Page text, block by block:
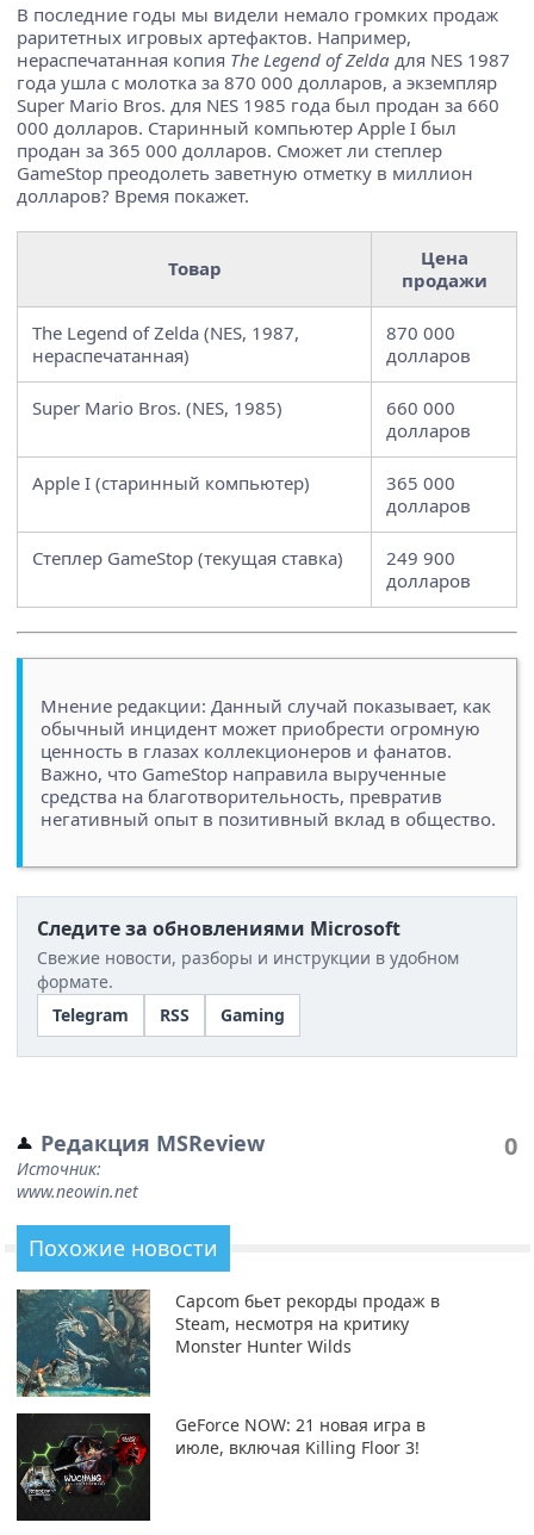
В последние годы мы видели немало громких продаж
раритетных игровых артефактов. Например,
нераспечатанная копия The Legend of Zelda для NES 1987
года ушла с молотка за 870 000 долларов, а экземпляр
Super Mario Bros. для NES 1985 года был продан за 660
000 долларов. Старинный компьютер Apple I был
продан за 365 000 долларов. Сможет ли степлер
GameStop преодолеть заветную отметку в миллион
долларов? Время покажет.
Товар
Цена
продажи
The Legend of Zelda (NES, 1987,
нераспечатанная)
870 000
долларов
Super Mario Bros. (NES, 1985)
660 000
долларов
Apple I (старинный компьютер)
365 000
долларов
Степлер GameStop (текущая ставка)
249 900
долларов
Мнение редакции: Данный случай показывает, как
обычный инцидент может приобрести огромную
ценность в глазах коллекционеров и фанатов.
Важно, что GameStop направила вырученные
средства на благотворительность, превратив
негативный опыт в позитивный вклад в общество.
Следите за обновлениями Microsoft
Свежие новости, разборы и инструкции в удобном
формате.
Telegram
RSS Gaming
Редакция MSReview
Источник:
www.neowin.net
0
Похожие новости
Capcom бьет рекорды продаж в
Steam, несмотря на критику
Monster Hunter Wilds
GeForce NOW: 21 новая игра в
июле, включая Killing Floor 3!